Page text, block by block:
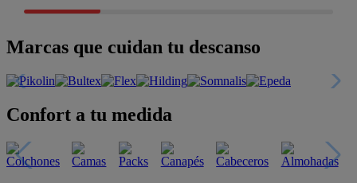
Marcas que cuidan tu descanso
Confort a tu medida